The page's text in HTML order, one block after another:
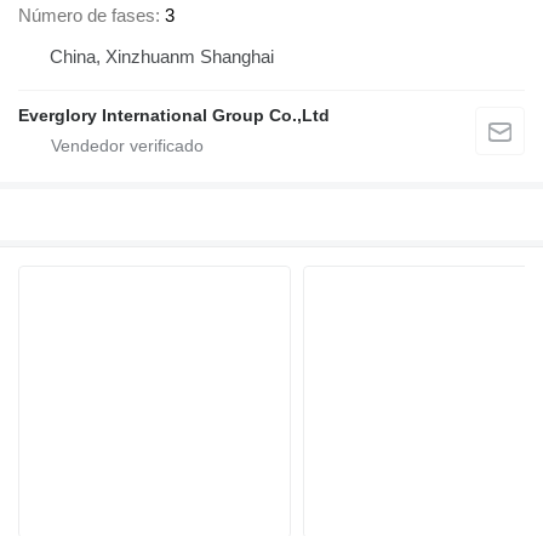
Número de fases 3
China, Xinzhuanm Shanghai
Everglory International Group Co.,Ltd